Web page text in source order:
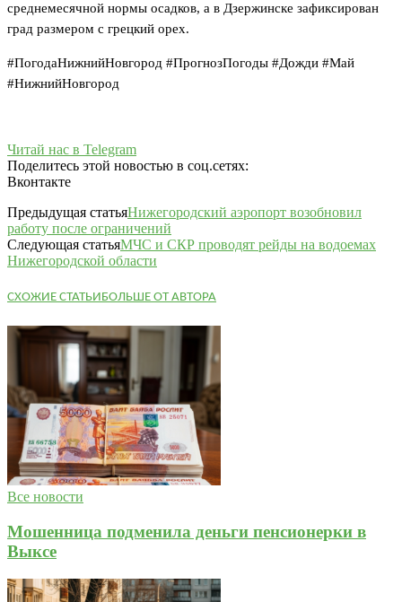
среднемесячной нормы осадков, а в Дзержинске зафиксирован
град размером с грецкий орех.
#ПогодаНижнийНовгород #ПрогнозПогоды #Дожди #Май
#НижнийНовгород
Читай нас в Telegram
Поделитесь этой новостью в соц.сетях:
Вконтакте
Предыдущая статьяНижегородский аэропорт возобновил
работу после ограничений
Следующая статьяМЧС и СКР проводят рейды на водоемах
Нижегородской области
СХОЖИЕ СТАТЬИБОЛЬШЕ ОТ АВТОРА
Все новости
Мошенница подменила деньги пенсионерки в
Выксе